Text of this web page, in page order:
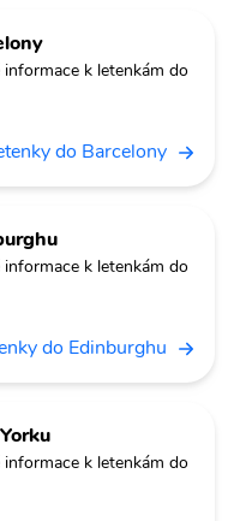
k letenkám do
do Barcelony
k letenkám do
do Edinburghu
k letenkám do